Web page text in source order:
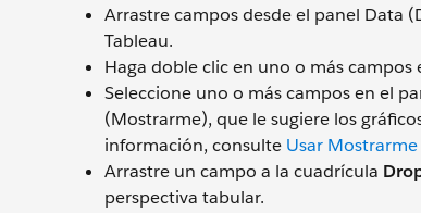
Arrastre campos desde el panel Data
Tableau.
Haga doble clic en uno o más campos
Seleccione uno o más campos en el
(Mostrarme), que le sugiere los
información, consulte Usar
Arrastre un campo a la cuadrícula
perspectiva tabular.